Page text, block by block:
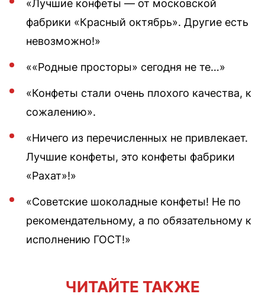
«Лучшие конфеты — от московской
фабрики «Красный октябрь». Другие есть
невозможно!»
««Родные просторы» сегодня не те…»
«Конфеты стали очень плохого качества, к
сожалению».
«Ничего из перечисленных не привлекает.
Лучшие конфеты, это конфеты фабрики
«Рахат»!»
«Советские шоколадные конфеты! Не по
рекомендательному, а по обязательному к
исполнению ГОСТ!»
ЧИТАЙТЕ ТАКЖЕ